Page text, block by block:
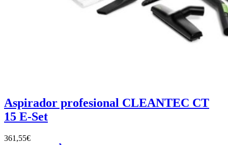
Aspirador profesional CLEANTEC CT
15 E-Set
361,55€